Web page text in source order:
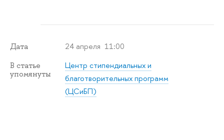
Дата 24 апреля 11:00
В статье
упомянуты
Центр стипендиальных и
благотворительных программ
(ЦСиБП)